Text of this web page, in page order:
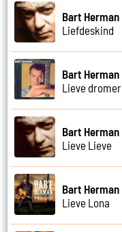
Bart Herman
Liefdeskind
Bart Herman
Lieve dromer
Bart Herman
Lieve Lieve
Bart Herman
Lieve Lona